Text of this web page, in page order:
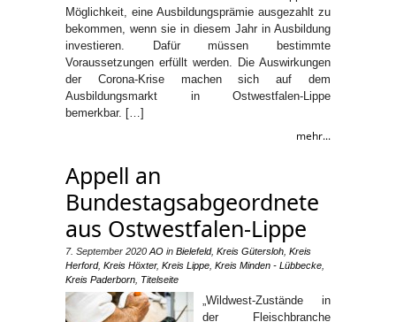
Möglichkeit, eine Ausbildungsprämie ausgezahlt zu
bekommen, wenn sie in diesem Jahr in Ausbildung
investieren. Dafür müssen bestimmte
Voraussetzungen erfüllt werden. Die Auswirkungen
der Corona-Krise machen sich auf dem
Ausbildungsmarkt in Ostwestfalen-Lippe
bemerkbar. […]
mehr...
Appell an
Bundestagsabgeordnete
aus Ostwestfalen-Lippe
7. September 2020 AO in Bielefeld, Kreis Gütersloh Kreis
Herford, Kreis Höxter, Kreis Lippe Kreis Minden - Lübbecke
Kreis Paderborn Titelseite
„Wildwest-Zustände in
der Fleischbranche